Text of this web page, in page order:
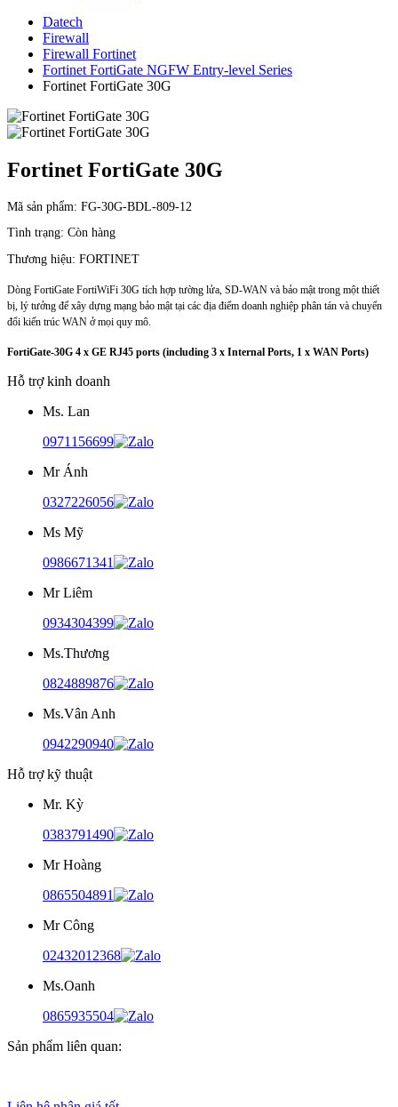
Datech
Firewall
Firewall Fortinet
Fortinet FortiGate NGFW Entry-level Series
Fortinet FortiGate 30G
Fortinet FortiGate 30G
Mã sản phẩm: FG-30G-BDL-809-12
Tình trạng: Còn hàng
Thương hiệu: FORTINET
Dòng FortiGate FortiWiFi 30G tích hợp tường lửa, SD-WAN và bảo mật trong một thiết
bị, lý tưởng để xây dựng mạng bảo mật tại các địa điểm doanh nghiệp phân tán và chuyển
đổi kiến ​​trúc WAN ở mọi quy mô.
FortiGate-30G 4 x GE RJ45 ports (including 3 x Internal Ports, 1 x WAN Ports)
Hỗ trợ kinh doanh
Ms. Lan
0971156699
Mr Ánh
0327226056
Ms Mỹ
0986671341
Mr Liêm
0934304399
Ms.Thương
0824889876
Ms.Vân Anh
0942290940
Hỗ trợ kỹ thuật
Mr. Kỳ
0383791490
Mr Hoàng
0865504891
Mr Công
02432012368
Ms.Oanh
0865935504
Sản phẩm liên quan: